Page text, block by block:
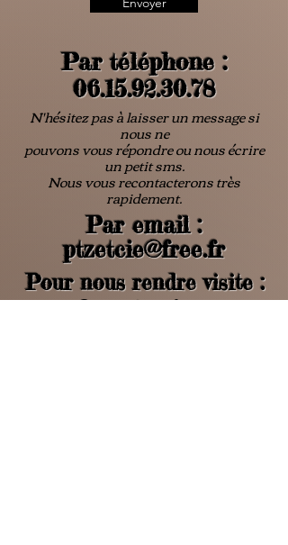
Par téléphone :
06.15.92.30.78
N'hésitez pas à laisser un message si
nous ne
pouvons vous répondre ou nous écrire
un petit sms.
Nous vous recontacterons très
rapidement.
Par email :
ptzetcie@free.fr
Pour nous rendre visite :
8 rue Gambetta